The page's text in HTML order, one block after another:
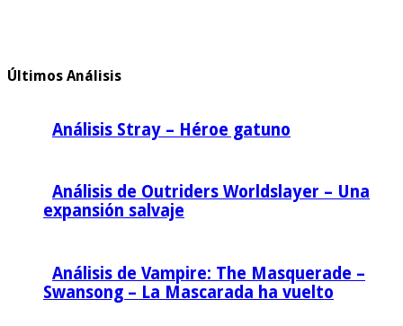
Últimos Análisis
Análisis Stray – Héroe gatuno
Análisis de Outriders Worldslayer – Una
expansión salvaje
Análisis de Vampire: The Masquerade –
Swansong – La Mascarada ha vuelto